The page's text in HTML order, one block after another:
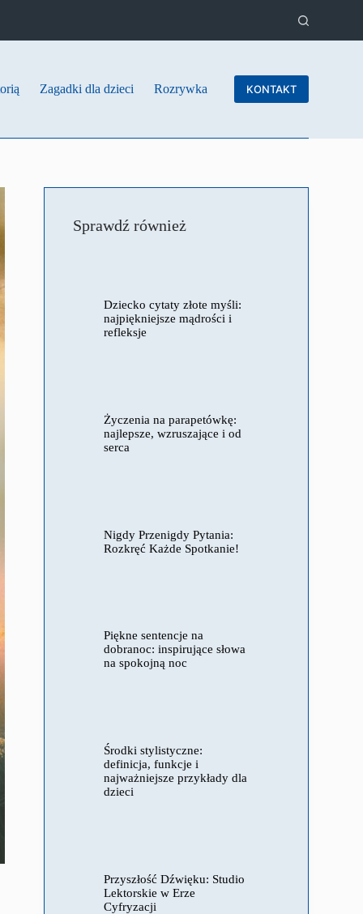
Zagadki dla dzieci Rozrywka KONTAKT
Sprawdź również
Dziecko cytaty złote myśli:
najpiękniejsze mądrości i
refleksje
Życzenia na parapetówkę:
najlepsze, wzruszające i od
serca
Nigdy Przenigdy Pytania:
Rozkręć Każde Spotkanie!
Piękne sentencje na
dobranoc: inspirujące słowa
na spokojną noc
Środki stylistyczne:
definicja, funkcje i
najważniejsze przykłady dla
dzieci
Przyszłość Dźwięku: Studio
Lektorskie w Erze
Cyfryzacji